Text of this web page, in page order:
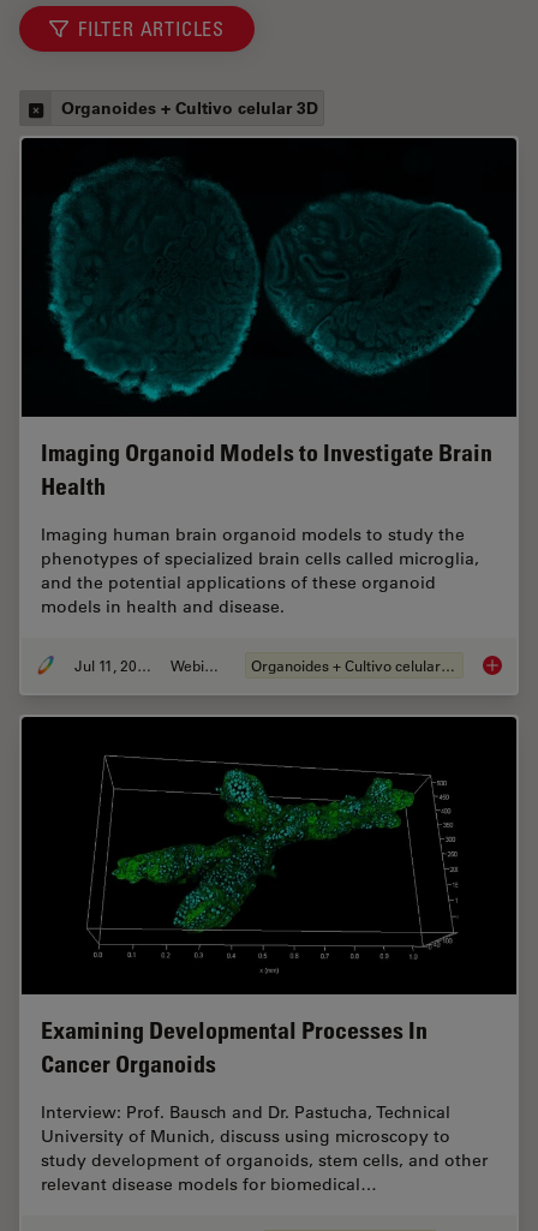
FILTER ARTICLES
Organoides + Cultivo celular 3D
Imaging Organoid Models to Investigate Brain
Health
Imaging human brain organoid models to study the
phenotypes of specialized brain cells called microglia,
and the potential applications of these organoid
models in health and disease.
Jul 11, 2023 Webinar Organoides + Cultivo celular 3D
Examining Developmental Processes In
Cancer Organoids
Interview: Prof. Bausch and Dr. Pastucha, Technical
University of Munich, discuss using microscopy to
study development of organoids, stem cells, and other
relevant disease models for biomedical…